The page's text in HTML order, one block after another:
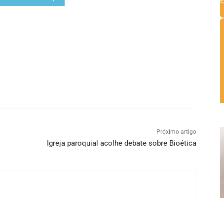
Próximo artigo
Igreja paroquial acolhe debate sobre Bioética